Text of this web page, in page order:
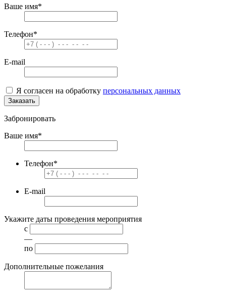
Ваше имя*
Телефон*
E-mail
Я согласен на обработку персональных данных
Заказать
Забронировать
Ваше имя*
Телефон*
E-mail
Укажите даты проведения мероприятия
с
—
по
Дополнительные пожелания